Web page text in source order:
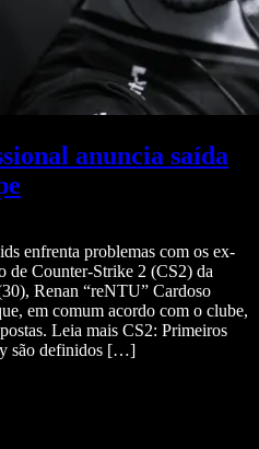
anuncia saída
enfrenta problemas com os ex-
de Counter-Strike 2 (CS2) da
Renan “reNTU” Cardoso
em comum acordo com o clube,
Leia mais CS2: Primeiros
são definidos […]